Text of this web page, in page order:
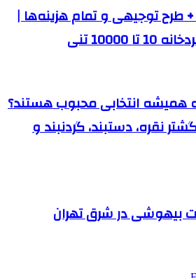
طرح توجیهی و تمام هزینه‌ها |
10000 تنی
همیشه انتخابی محبوب هستند؟
نقره، دستبند، گردنبند و
بیهوشی در شرق تهران